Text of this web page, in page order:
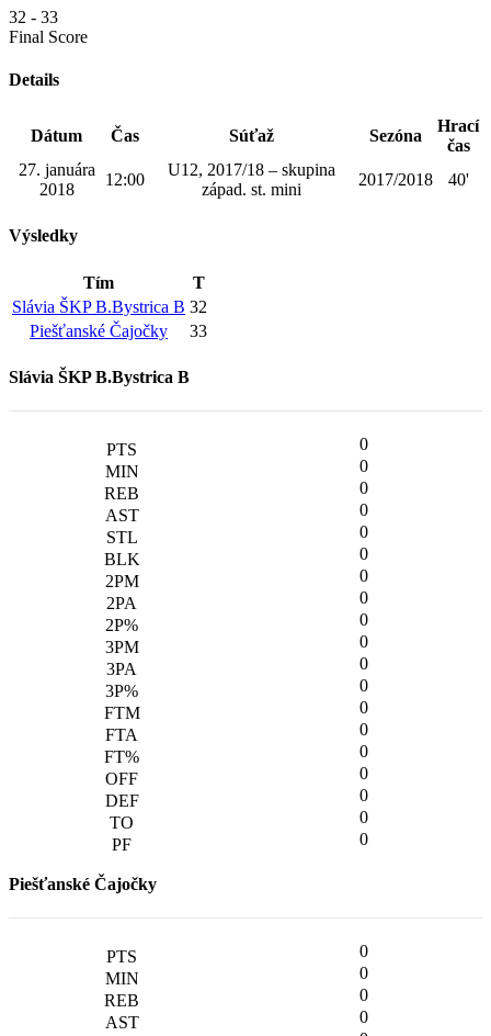
32 - 33
Final Score
Details
Dátum Čas Súťaž Sezóna
Hrací
čas
27. januára
2018
12:00
U12, 2017/18 – skupina
západ. st. mini
2017/2018 40'
Výsledky
Tím
T
Slávia ŠKP B.Bystrica B 32
Piešťanské Čajočky
33
Slávia ŠKP B.Bystrica B
0
0
0
0
0
0
0
0
0
0
0
0
0
0
0
0
0
0
0
Piešťanské Čajočky
0
0
0
0